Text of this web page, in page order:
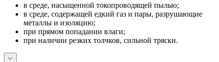
в среде, насыщенной токопроводящей пылью;
в среде, содержащей едкий газ и пары, разрушающие
металлы и изоляцию;
при прямом попадании влаги;
при наличии резких толчков, сильной тряски.